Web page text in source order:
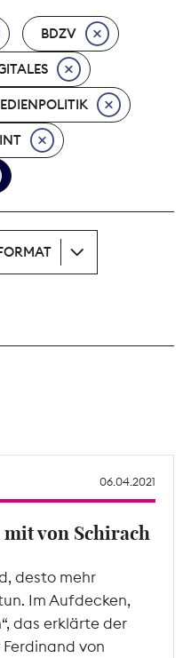
Preis
BDZV
06.04.2021
von Schirach
desto mehr
Im Aufdecken,
das erklärte der
von